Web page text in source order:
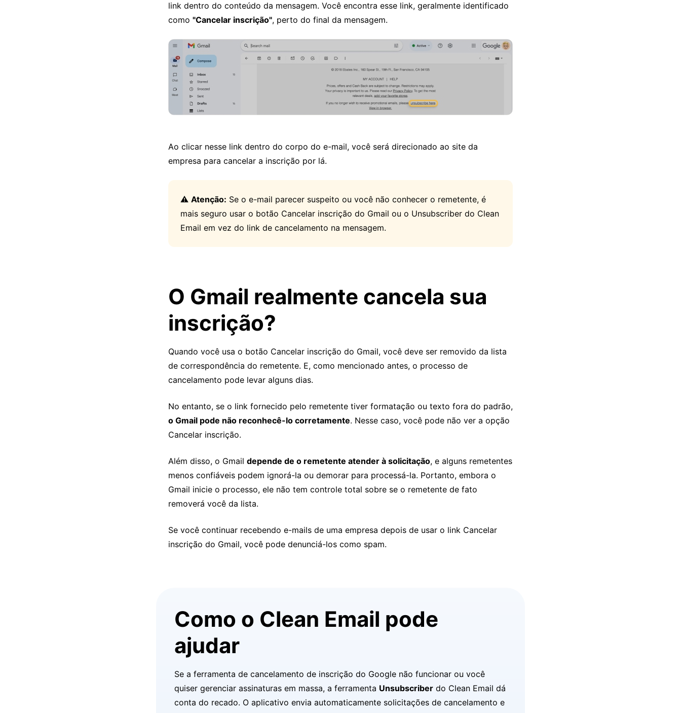
link dentro do conteúdo da mensagem. Você encontra esse link, geralmente identificado
como "Cancelar inscrição", perto do final da mensagem.
Ao clicar nesse link dentro do corpo do e-mail, você será direcionado ao site da
empresa para cancelar a inscrição por lá.
⚠️ Atenção: Se o e-mail parecer suspeito ou você não conhecer o remetente, é
mais seguro usar o botão Cancelar inscrição do Gmail ou o Unsubscriber do Clean
Email em vez do link de cancelamento na mensagem.
O Gmail realmente cancela sua
inscrição?
Quando você usa o botão Cancelar inscrição do Gmail, você deve ser removido da lista
de correspondência do remetente. E, como mencionado antes, o processo de
cancelamento pode levar alguns dias.
No entanto, se o link fornecido pelo remetente tiver formatação ou texto fora do padrão,
o Gmail pode não reconhecê-lo corretamente. Nesse caso, você pode não ver a opção
Cancelar inscrição.
Além disso, o Gmail depende de o remetente atender à solicitação, e alguns remetentes
menos confiáveis podem ignorá-la ou demorar para processá-la. Portanto, embora o
Gmail inicie o processo, ele não tem controle total sobre se o remetente de fato
removerá você da lista.
Se você continuar recebendo e-mails de uma empresa depois de usar o link Cancelar
inscrição do Gmail, você pode denunciá-los como spam.
Como o Clean Email pode
ajudar
Se a ferramenta de cancelamento de inscrição do Google não funcionar ou você
quiser gerenciar assinaturas em massa, a ferramenta Unsubscriber do Clean Email dá
conta do recado. O aplicativo envia automaticamente solicitações de cancelamento e